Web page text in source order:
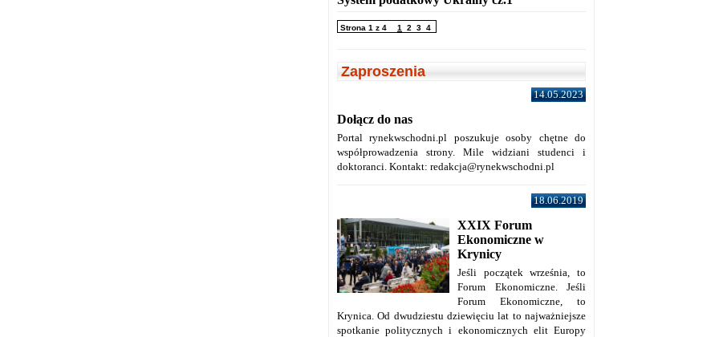
Strona 1 z 4 1 2 3 4
Zaproszenia
14.05.2023
Dołącz do nas
Portal rynekwschodni.pl poszukuje osoby chętne do
współprowadzenia strony. Mile widziani studenci i
doktoranci. Kontakt: redakcja@rynekwschodni.pl
18.06.2019
XXIX Forum
Ekonomiczne w
Krynicy
Jeśli początek września, to
Forum Ekonomiczne. Jeśli
Forum Ekonomiczne, to
Krynica. Od dwudziestu dziewięciu lat to najważniejsze
spotkanie politycznych i ekonomicznych elit Europy